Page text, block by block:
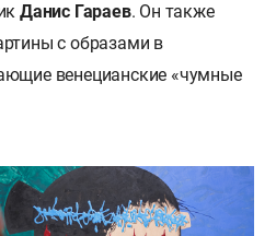
Данис Гараев. Он также
с образами в
венецианские «чумные